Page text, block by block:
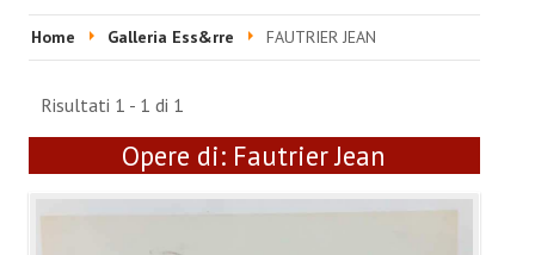
HOME
RIVISTA
Home Galleria Ess&rre FAUTRIER JEAN
Risultati 1 - 1 di 1
Opere di: Fautrier Jean